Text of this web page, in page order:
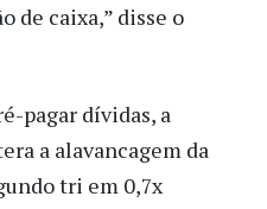
de caixa,” disse o
pagar dívidas, a
a alavancagem da
tri em 0,7x